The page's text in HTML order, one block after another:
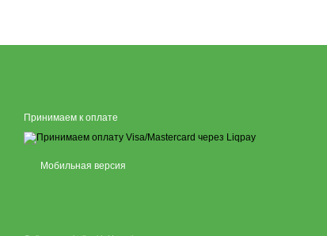
Принимаем к оплате
Мобильная версия